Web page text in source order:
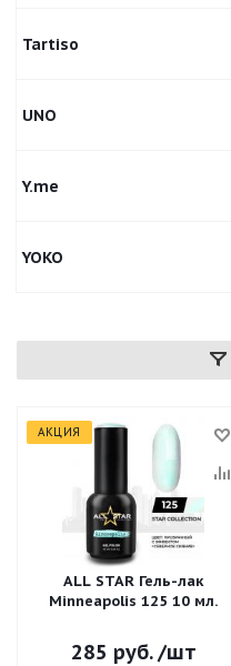
Tartiso
UNO
Y.me
YOKO
АКЦИЯ
ALL STAR Гель-лак
Minneapolis 125 10 мл.
285 руб. /шт